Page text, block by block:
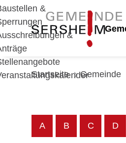
&
&
Startseite Gemeinde
A B C D